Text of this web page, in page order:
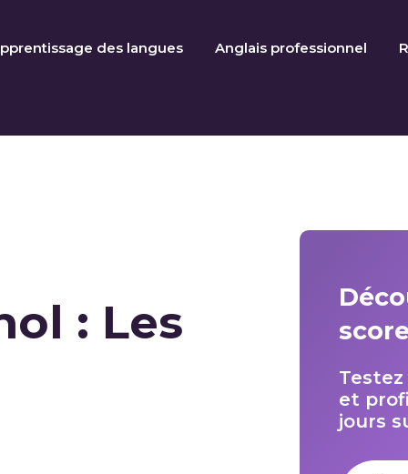
des langues Anglais professionnel
: Les
et
jours